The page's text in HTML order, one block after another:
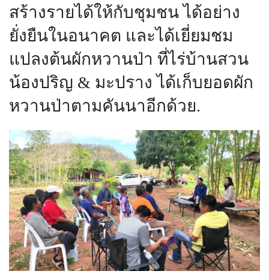
สร้างรายได้ให้กับชุมชน ได้อย่าง
ยั่งยืนในอนาคต และได้เยี่ยมชม
แปลงต้นผักหวานป่า ที่ไร่บ้านสวน
น้องปริญ & มะปรางได้เก็บยอดผัก
หวานป่าตามคันนาอีกด้วย.